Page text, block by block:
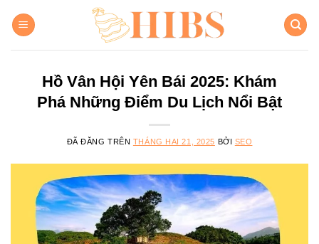
đến
Hồ Vân Hội Yên Bái 2025: Khám
Phá Những Điểm Du Lịch Nổi Bật
ĐÃ ĐĂNG TRÊN THÁNG HAI 21, 2025 BỞI SEO